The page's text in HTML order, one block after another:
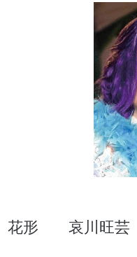
花形 哀川旺芸